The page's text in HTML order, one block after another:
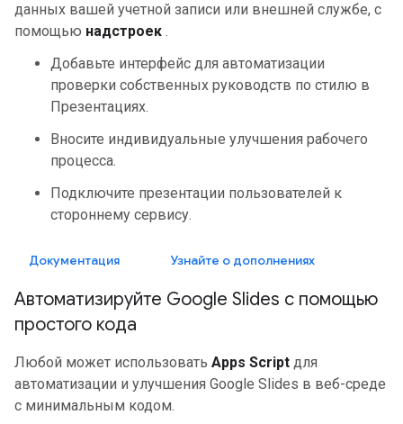
данных вашей учетной записи или внешней службе, с
помощью надстроек .
Добавьте интерфейс для автоматизации
проверки собственных руководств по стилю в
Презентациях.
Вносите индивидуальные улучшения рабочего
процесса.
Подключите презентации пользователей к
стороннему сервису.
Документация Узнайте о дополнениях
Автоматизируйте Google Slides с помощью
простого кода
Любой может использовать Apps Script для
автоматизации и улучшения Google Slides в веб-среде
с минимальным кодом.